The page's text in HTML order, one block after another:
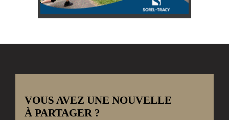
VOUS AVEZ UNE NOUVELLE
À PARTAGER ?